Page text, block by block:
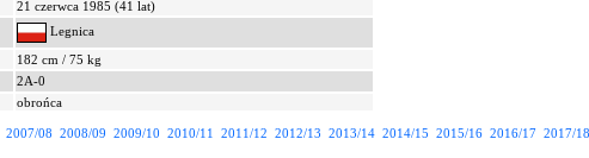
21 czerwca 1985 (41 lat)
Legnica
182 cm / 75 kg
2A-0
obrońca
2007/08 2008/09 2009/10 2010/11 2011/12 2012/13 2013/14 2014/15 2015/16 2016/17 2017/18